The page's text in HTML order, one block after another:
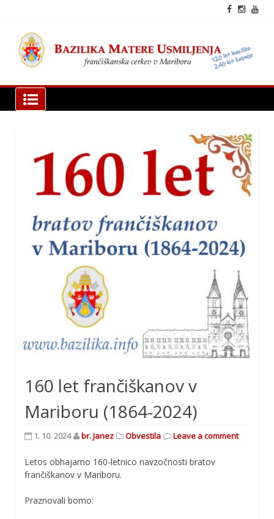
content
Bazilika Matere Usmiljenja
160 let frančiškanov v
Mariboru (1864-2024)
1. 10. 2024 br. Janez Obvestila Leave a comment
Letos obhajamo 160-letnico navzočnosti bratov
frančiškanov v Mariboru.
Praznovali bomo: